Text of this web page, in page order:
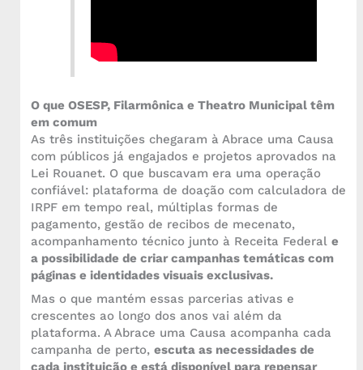
O que OSESP, Filarmônica e Theatro Municipal têm
em comum
As três instituições chegaram à Abrace uma Causa
com públicos já engajados e projetos aprovados na
Lei Rouanet. O que buscavam era uma operação
confiável: plataforma de doação com calculadora de
IRPF em tempo real, múltiplas formas de
pagamento, gestão de recibos de mecenato,
acompanhamento técnico junto à Receita Federal e
a possibilidade de criar campanhas temáticas com
páginas e identidades visuais exclusivas.
Mas o que mantém essas parcerias ativas e
crescentes ao longo dos anos vai além da
plataforma. A Abrace uma Causa acompanha cada
campanha de perto, escuta as necessidades de
cada instituição e está disponível para repensar